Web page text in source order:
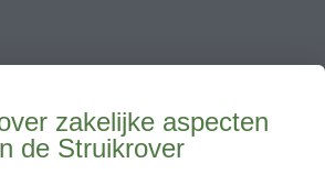
zakelijke aspecten
de Struikrover